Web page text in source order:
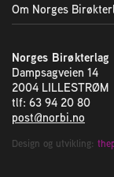
Om Norges
Norges Birøkterlag
Dampsagveien 14
2004 LILLESTRØM
tlf: 63 94 20 80
post@norbi.no
Design og utvikling: